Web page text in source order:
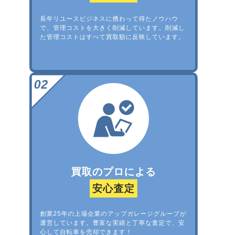
長年リユースビジネスに携わって得たノウハウ
で、管理コストを大きく削減しています。削減し
た管理コストはすべて買取額に反映しています。
買取のプロによる
安心査定
創業25年の上場企業のアップガレージグループが
運営しています。豊富な実績と丁寧な査定で、安
心して自転車を売却できます！